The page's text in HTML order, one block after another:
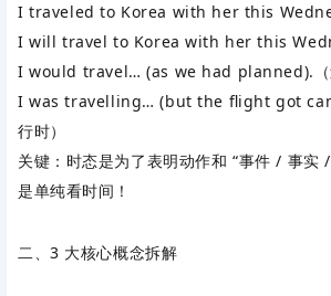
I traveled to Korea with her this
I will travel to Korea with her this
I would travel… (as we had planned).（
I was travelling… (but the flight got
行时）
关键 ：时态是为了表明动作和 “事件 / 事实
是单纯看时间！
二、3 大核心概念拆解